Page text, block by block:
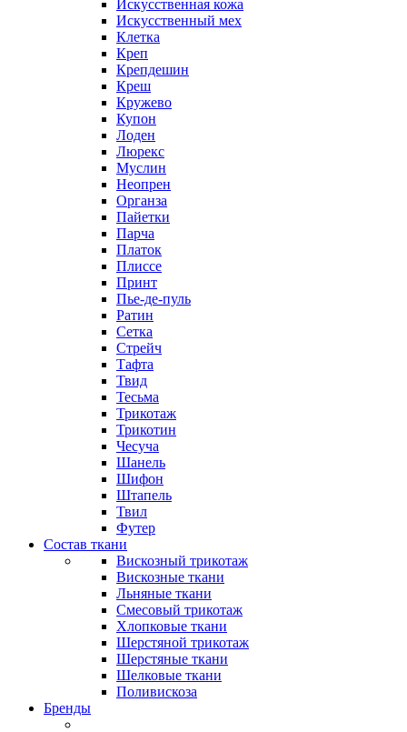
Искусственная кожа
Искусственный мех
Клетка
Креп
Крепдешин
Креш
Кружево
Купон
Лоден
Люрекс
Муслин
Неопрен
Органза
Пайетки
Парча
Платок
Плиссе
Принт
Пье-де-пуль
Ратин
Сетка
Стрейч
Тафта
Твид
Тесьма
Трикотаж
Трикотин
Чесуча
Шанель
Шифон
Штапель
Твил
Футер
Состав ткани
Вискозный трикотаж
Вискозные ткани
Льняные ткани
Смесовый трикотаж
Хлопковые ткани
Шерстяной трикотаж
Шерстяные ткани
Шелковые ткани
Поливискоза
Бренды